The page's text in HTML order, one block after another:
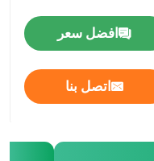
افضل سعر
اتصل بنا